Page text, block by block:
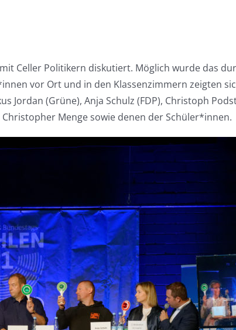
Celler Politikern diskutiert. Möglich wurde das
vor Ort und in den Klassenzimmern zeigten
Jordan (Grüne), Anja Schulz (FDP), Christoph
Menge sowie denen der Schüler*innen.